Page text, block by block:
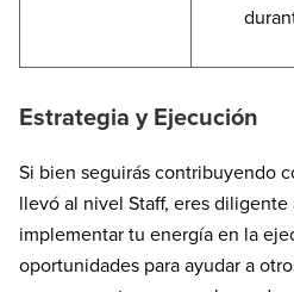
Estrategia y Ejecución
Si bien seguirás contribuyendo
llevó al nivel Staff, eres
implementar tu energía en la
oportunidades para ayudar a